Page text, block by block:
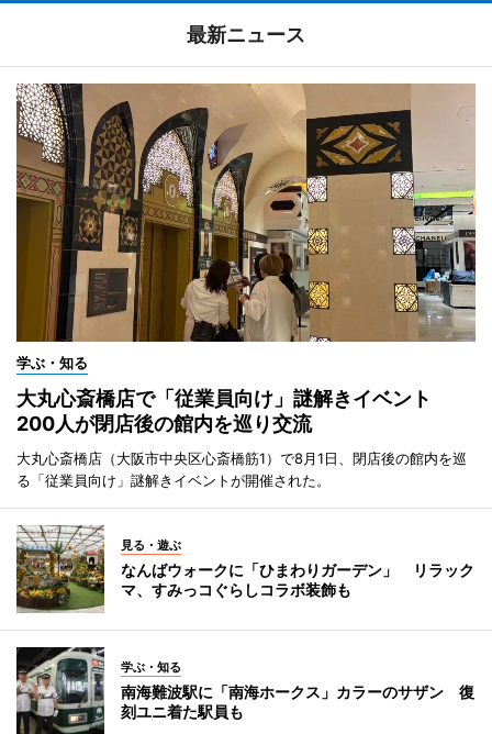
最新ニュース
学ぶ・知る
大丸心斎橋店で「従業員向け」謎解きイベント
200人が閉店後の館内を巡り交流
大丸心斎橋店（大阪市中央区心斎橋筋1）で8月1日、閉店後の館内を巡
る「従業員向け」謎解きイベントが開催された。
見る・遊ぶ
なんばウォークに「ひまわりガーデン」 リラック
マ、すみっコぐらしコラボ装飾も
学ぶ・知る
南海難波駅に「南海ホークス」カラーのサザン 復
刻ユニ着た駅員も